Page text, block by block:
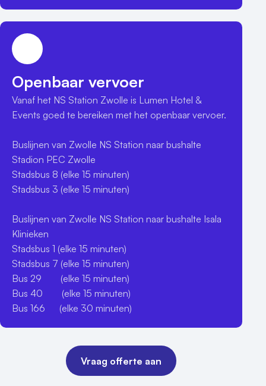
Openbaar vervoer
Vanaf het NS Station Zwolle is Lumen Hotel &
Events goed te bereiken met het openbaar vervoer.
Buslijnen van Zwolle NS Station naar bushalte
Stadion PEC Zwolle
Stadsbus 8 (elke 15 minuten)
Stadsbus 3 (elke 15 minuten)
Buslijnen van Zwolle NS Station naar bushalte Isala
Klinieken
Stadsbus 1 (elke 15 minuten)
Stadsbus 7 (elke 15 minuten)
Bus 29        (elke 15 minuten)
Bus 40        (elke 15 minuten)
Bus 166      (elke 30 minuten)
Vraag offerte aan